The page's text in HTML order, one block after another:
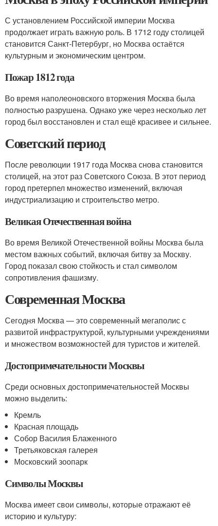
С установлением Российской империи Москва
продолжает играть важную роль. В 1712 году столицей
становится Санкт-Петербург, но Москва остаётся
культурным и экономическим центром.
Пожар 1812 года
Во время наполеоновского вторжения Москва была
полностью разрушена. Однако уже через несколько лет
город был восстановлен и стал ещё красивее и сильнее.
Советский период
После революции 1917 года Москва снова становится
столицей, на этот раз Советского Союза. В этот период
город претерпел множество изменений, включая
индустриализацию и строительство метро.
Великая Отечественная война
Во время Великой Отечественной войны Москва была
местом важных событий, включая битву за Москву.
Город показал свою стойкость и стал символом
сопротивления фашизму.
Современная Москва
Сегодня Москва — это современный мегаполис с
развитой инфраструктурой, культурными учреждениями
и множеством возможностей для туристов и жителей.
Достопримечательности Москвы
Среди основных достопримечательностей Москвы
можно выделить:
Кремль
Красная площадь
Собор Василия Блаженного
Третьяковская галерея
Московский зоопарк
Символы Москвы
Москва имеет свои символы, которые отражают её
историю и культуру: